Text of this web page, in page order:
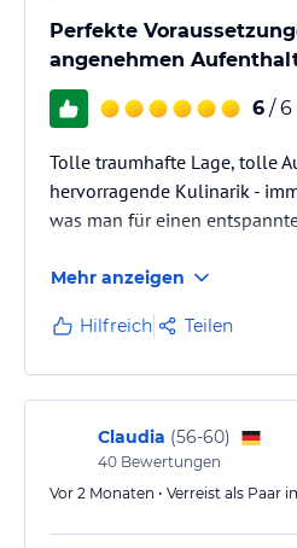
Perfekte
angenehmen
6 / 6
Tolle traumhafte Lage, tolle
hervorragende Kulinarik -
was man für einen
Mehr anzeigen
Hilfreich Teilen
Claudia (56-60)
40 Bewertungen
Vor 2 Monaten • Verreist als Paar